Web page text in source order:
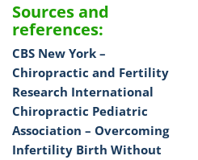
Sources and
references:
CBS New York –
Chiropractic and Fertility
Research International
Chiropractic Pediatric
Association – Overcoming
Infertility Birth Without